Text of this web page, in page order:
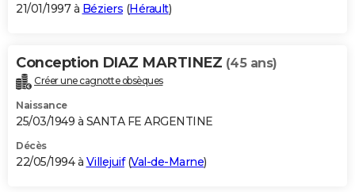
21/01/1997 à Béziers (Hérault)
Conception DIAZ MARTINEZ (45 ans)
Créer une cagnotte obsèques
Naissance
25/03/1949 à SANTA FE ARGENTINE
Décès
22/05/1994 à Villejuif(Val-de-Marne)